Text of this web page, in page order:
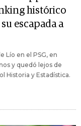
histórico
escapada a
Lío en el PSG, en
y quedó lejos de
Historia y Estadística.